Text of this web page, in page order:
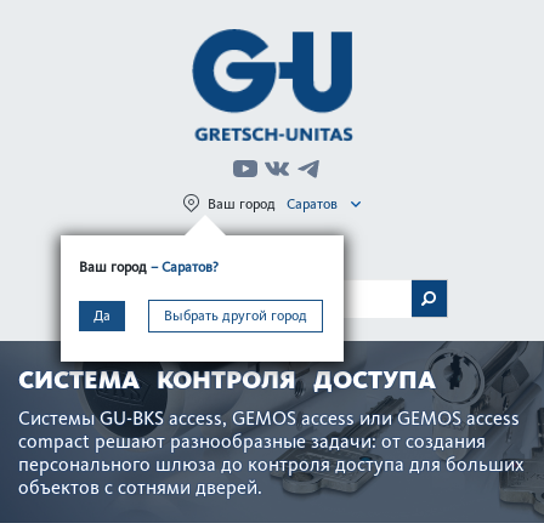
Ваш город – Саратов?
Да Выбрать другой город
Ваш город Саратов
МЕНЮ
СИСТЕМА КОНТРОЛЯ ДОСТУПА
Системы GU-BKS access, GEMOS access или GEMOS access
compact решают разнообразные задачи: от создания
персон­ального шлюза до контроля дос­тупа для больших
объектов с сотнями дверей.